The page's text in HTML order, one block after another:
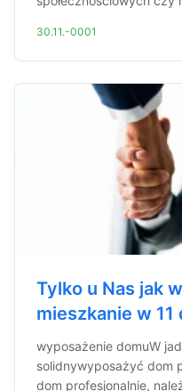
30.11.-0001
Tylko u Nas jak
mieszkanie w 11
wyposażenie domuW
solidnywyposażyć dom
dom profesjonalnie,